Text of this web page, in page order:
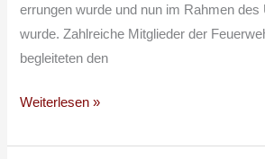
errungen wurde und nun im Rahmen
wurde. Zahlreiche Mitglieder der
begleiteten den
Weiterlesen »